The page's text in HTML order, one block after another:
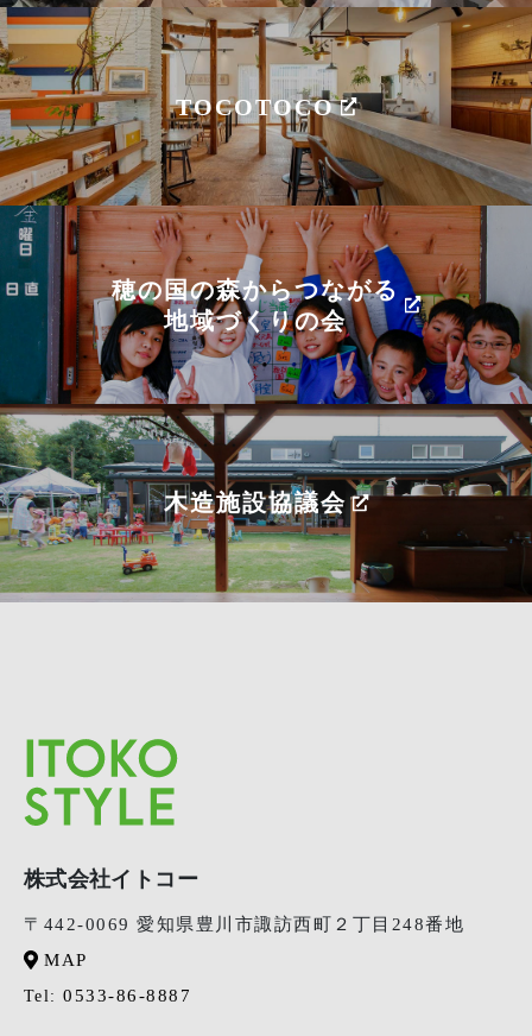
TOCOTOCO
穂の国の森からつながる
地域づくりの会
木造施設協議会
株式会社イトコー
〒442-0069 愛知県豊川市諏訪西町２丁目248番地
MAP
Tel: 0533-86-8887